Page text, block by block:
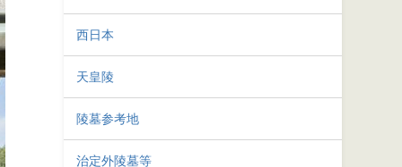
西日本
天皇陵
陵墓参考地
治定外陵墓等